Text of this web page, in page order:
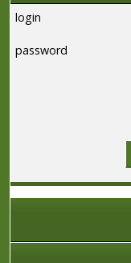
login
password